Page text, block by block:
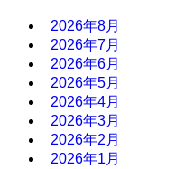
2026年8月
2026年7月
2026年6月
2026年5月
2026年4月
2026年3月
2026年2月
2026年1月